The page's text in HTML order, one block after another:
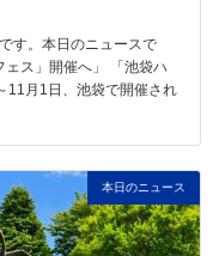
す。本日のニュースで
ス」開催へ」 「池袋ハ
11月1日、池袋で開催され
本日のニュース